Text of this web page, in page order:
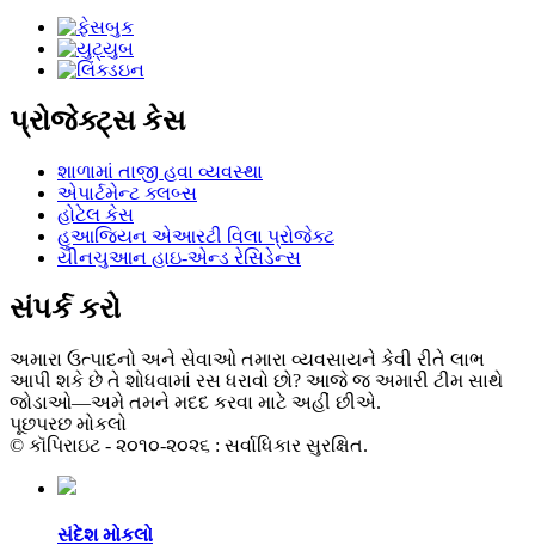
પ્રોજેક્ટ્સ કેસ
શાળામાં તાજી હવા વ્યવસ્થા
એપાર્ટમેન્ટ ક્લબ્સ
હોટેલ કેસ
હુઆજિયન એઆરટી વિલા પ્રોજેક્ટ
યીનચુઆન હાઇ-એન્ડ રેસિડેન્સ
સંપર્ક કરો
અમારા ઉત્પાદનો અને સેવાઓ તમારા વ્યવસાયને કેવી રીતે લાભ
આપી શકે છે તે શોધવામાં રસ ધરાવો છો? આજે જ અમારી ટીમ સાથે
જોડાઓ—અમે તમને મદદ કરવા માટે અહીં છીએ.
પૂછપરછ મોકલો
© કૉપિરાઇટ - ૨૦૧૦-૨૦૨૬ : સર્વાધિકાર સુરક્ષિત.
સંદેશ મોકલો